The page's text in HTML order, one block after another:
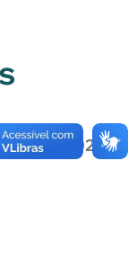
de 2026